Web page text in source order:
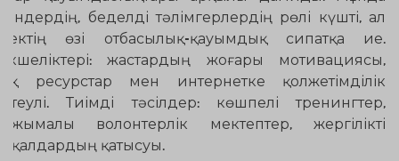
беделді тәлімгерлердің рөлі күшті, ал
өзі отбасылық-қауымдық сипатқа ие.
жастардың жоғары мотивациясы,
ресурстар мен интернетке қолжетімділік
Тиімді тәсілдер: көшпелі тренингтер,
волонтерлік мектептер, жергілікті
қатысуы.